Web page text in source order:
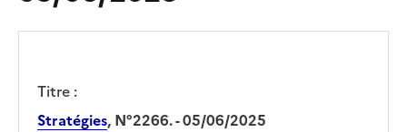
Titre :
Stratégies, N°2266. - 05/06/2025